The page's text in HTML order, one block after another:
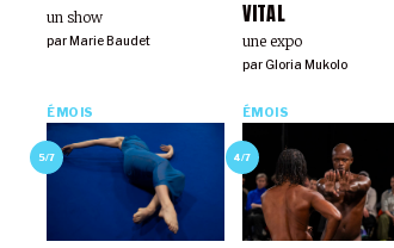
un show
par Marie Baudet
VITAL
une expo
parGloria Mukolo
5/7
ÉMOIS
4/7
ÉMOIS